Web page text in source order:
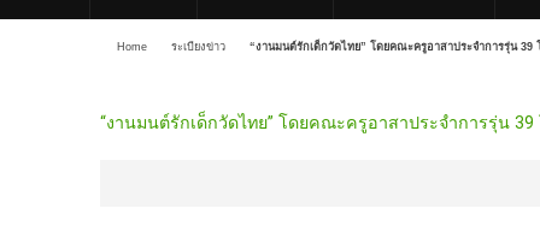
Home ระเบียงข่าว “งานมนต์รักเด็กวัดไทย” โดยคณะครูอาสาประจำการรุ่น 39
“งานมนต์รักเด็กวัดไทย” โดยคณะครูอาสาประจำการรุ่น